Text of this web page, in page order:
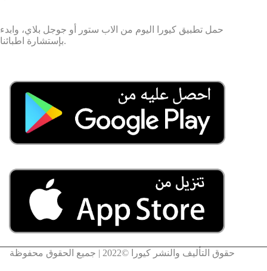
حمل تطبيق كيورا اليوم من الاب ستور أو جوجل بلاي، وابدء
بإستشارة اطبائنا.
حقوق التأليف والنشر كيورا ©2022 | جميع الحقوق محفوظة